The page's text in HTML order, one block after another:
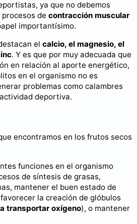
ya que no debemos
de contracción muscular
importantísimo.
el calcio, el magnesio, el
. Y es que por muy adecuada que
en relación al aporte energético,
en el organismo no es
problemas como calambres
deportiva.
encontramos en los frutos secos
funciones en el organismo
de síntesis de grasas,
mantener el buen estado de
la creación de glóbulos
transportar oxígeno), o mantener